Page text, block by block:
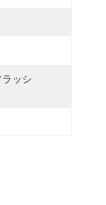
ッシ